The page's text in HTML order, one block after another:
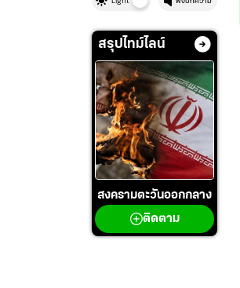
สรุปไทม์ไลน์
สงครามตะวันออกกลาง
ติดตาม